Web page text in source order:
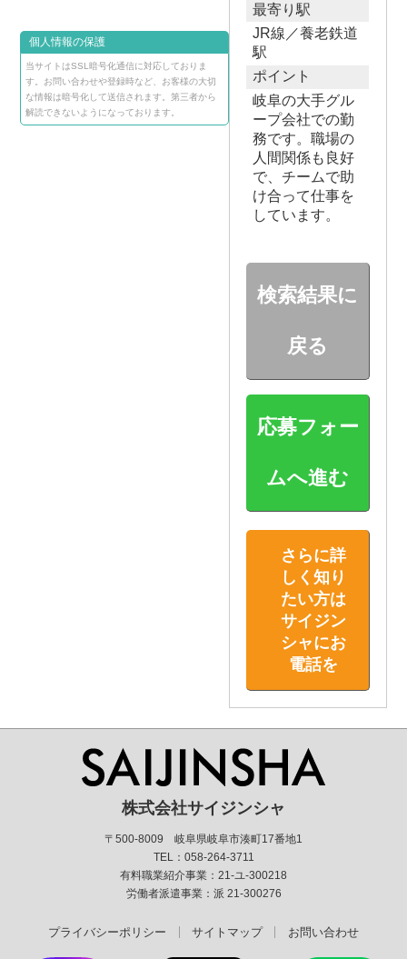
最寄り駅
JR線／養老鉄道
駅
ポイント
岐阜の大手グル
ープ会社での勤
務です。職場の
人間関係も良好
で、チームで助
け合って仕事を
しています。
検索結果に
戻る
応募フォー
ムへ進む
さらに詳
しく知り
たい方は
サイジン
シャにお
電話を
個人情報の保護
当サイトはSSL暗号化通信に対応しておりま
す。お問い合わせや登録時など、お客様の大切
な情報は暗号化して送信されます。第三者から
解読できないようになっております。
株式会社サイジンシャ
〒500-8009 岐阜県岐阜市湊町17番地1
TEL：058-264-3711
有料職業紹介事業：21-ユ-300218
労働者派遣事業：派 21-300276
プライバシーポリシー サイトマップ お問い合わせ